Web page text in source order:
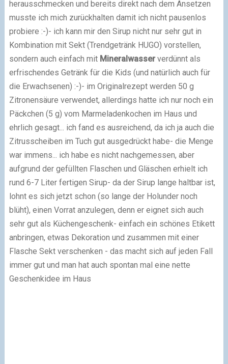
herausschmecken und bereits direkt nach dem Ansetzen
musste ich mich zurückhalten damit ich nicht pausenlos
probiere :-)- ich kann mir den Sirup nicht nur sehr gut in
Kombination mit Sekt (Trendgetränk HUGO) vorstellen,
sondern auch einfach mit Mineralwasserverdünnt als
erfrischendes Getränk für die Kids (und natürlich auch für
die Erwachsenen) :-)- im Originalrezept werden 50 g
Zitronensäure verwendet, allerdings hatte ich nur noch ein
Päckchen (5 g) vom Marmeladenkochen im Haus und
ehrlich gesagt... ich fand es ausreichend, da ich ja auch die
Zitrusscheiben im Tuch gut ausgedrückt habe- die Menge
war immens... ich habe es nicht nachgemessen, aber
aufgrund der gefüllten Flaschen und Gläschen erhielt ich
rund 6-7 Liter fertigen Sirup- da der Sirup lange haltbar ist,
lohnt es sich jetzt schon (so lange der Holunder noch
blüht), einen Vorrat anzulegen, denn er eignet sich auch
sehr gut als Küchengeschenk- einfach ein schönes Etikett
anbringen, etwas Dekoration und zusammen mit einer
Flasche Sekt verschenken - das macht sich auf jeden Fall
immer gut und man hat auch spontan mal eine nette
Geschenkidee im Haus